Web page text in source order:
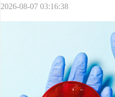
2026-08-07 03:16:38